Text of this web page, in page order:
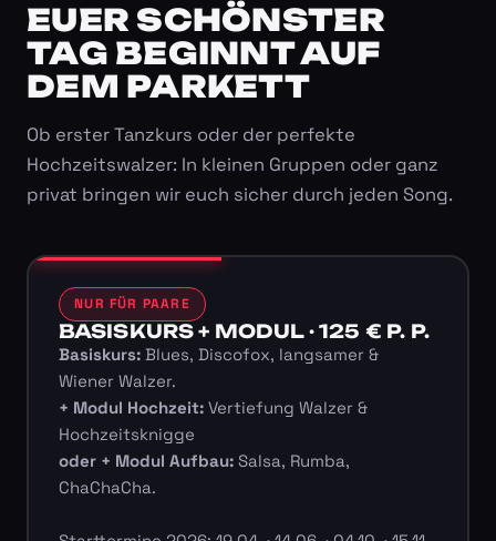
EUER SCHÖNSTER
TAG BEGINNT AUF
DEM PARKETT
Ob erster Tanzkurs oder der perfekte
Hochzeitswalzer: In kleinen Gruppen oder ganz
privat bringen wir euch sicher durch jeden Song.
NUR FÜR PAARE
BASISKURS + MODUL · 125 € P. P.
Basiskurs:Blues, Discofox, langsamer &
Wiener Walzer.
+ Modul Hochzeit:Vertiefung Walzer &
Hochzeitsknigge
oder + Modul Aufbau:Salsa, Rumba,
ChaChaCha.